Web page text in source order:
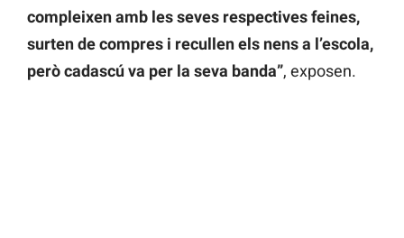
compleixen amb les seves respectives feines,
surten de compres i recullen els nens a l’escola,
però cadascú va per la seva banda”, exposen.